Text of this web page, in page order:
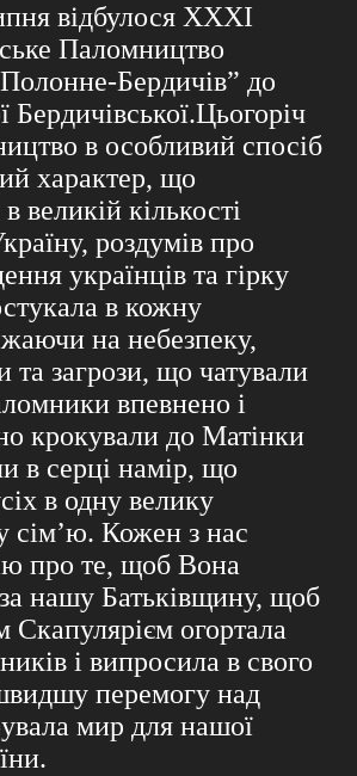
відбулося ХХХІ
Паломництво
Бердичів” до
Бердичівської.Цьогоріч
в особливий спосіб
характер, що
великій кількості
роздумів про
українців та гірку
в кожну
на небезпеку,
та загрози, що чатували
впевнено і
крокували до Матінки
в серці намір, що
в одну велику
сім’ю. Кожен з нас
про те, щоб Вона
нашу Батьківщину, щоб
Скапулярієм огортала
і випросила в свого
перемогу над
мир для нашої